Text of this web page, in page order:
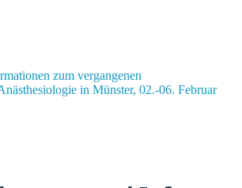
zum vergangenen
in Münster, 02.-06. Februar